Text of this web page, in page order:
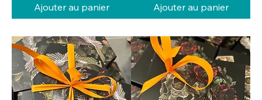
Ajouter au panier Ajouter au panier